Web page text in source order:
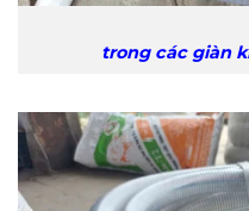
Ống
trong các giàn